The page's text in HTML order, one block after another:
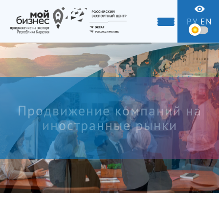
РУ EN
Продвижение компаний на
иностранные рынки